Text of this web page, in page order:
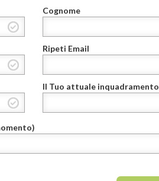
Cognome
Ripeti Email
Il Tuo attuale inquadramento